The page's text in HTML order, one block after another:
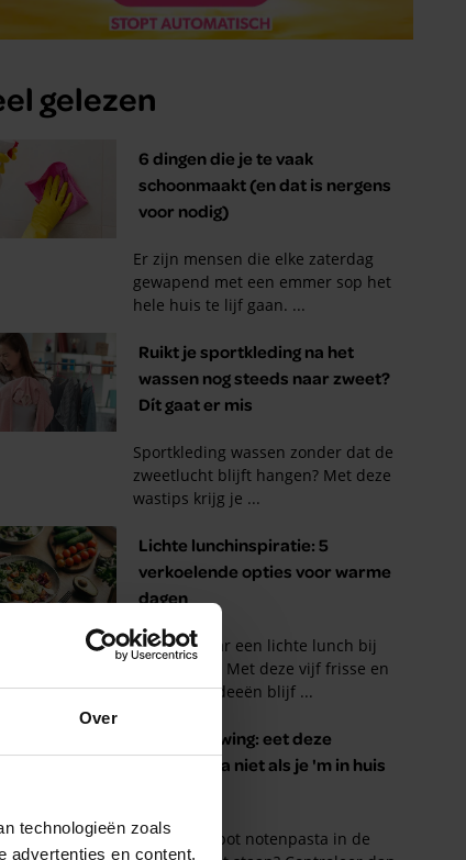
Over
technologieën zoals
advertenties en content,